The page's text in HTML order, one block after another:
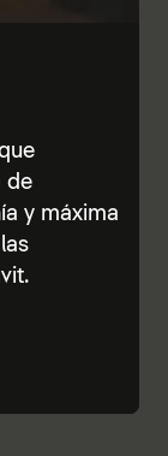
de
y máxima